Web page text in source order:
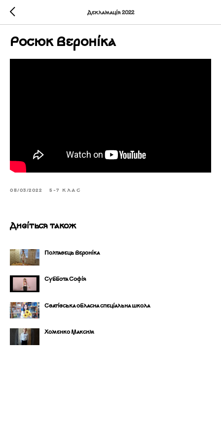
Декламація 2022
Росюк Вероніка
08/03/2022 5-7 КЛАС
Дивіться також
Полтавець Вероніка
Суббота Софія
Сватівська обласна спеціальна школа
Хоменко Максим